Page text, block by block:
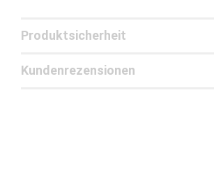
Produktsicherheit
Kundenrezensionen